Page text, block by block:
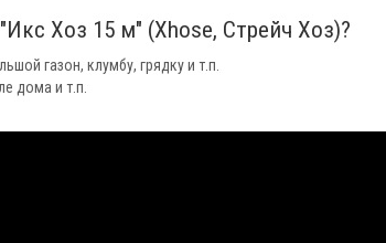
Хоз 15 м" (Xhose, Стрейч Хоз)?
газон, клумбу, грядку и т.п.
дома и т.п.